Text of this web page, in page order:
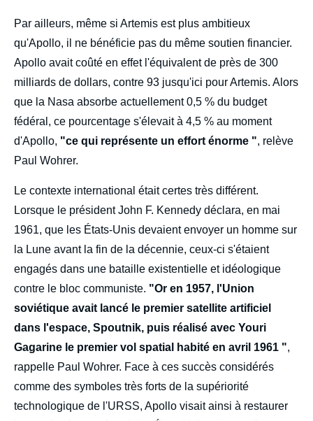
Par ailleurs, même si Artemis est plus ambitieux
qu'Apollo, il ne bénéficie pas du même soutien financier.
Apollo avait coûté en effet l'équivalent de près de 300
milliards de dollars, contre 93 jusqu'ici pour Artemis. Alors
que la Nasa absorbe actuellement 0,5 % du budget
fédéral, ce pourcentage s'élevait à 4,5 % au moment
d'Apollo, "ce qui représente un effort énorme ", relève
Paul Wohrer.
Le contexte international était certes très différent.
Lorsque le président John F. Kennedy déclara, en mai
1961, que les États-Unis devaient envoyer un homme sur
la Lune avant la fin de la décennie, ceux-ci s'étaient
engagés dans une bataille existentielle et idéologique
contre le bloc communiste. "Or en 1957, l'Union
soviétique avait lancé le premier satellite artificiel
dans l'espace, Spoutnik, puis réalisé avec Youri
Gagarine le premier vol spatial habité en avril 1961 ",
rappelle Paul Wohrer. Face à ces succès considérés
comme des symboles très forts de la supériorité
technologique de l'URSS, Apollo visait ainsi à restaurer